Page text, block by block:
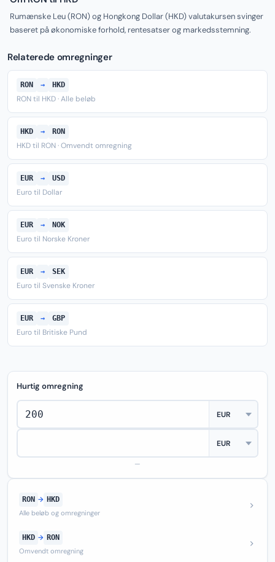
Rumænske Leu (RON) og Hongkong Dollar (HKD) valutakursen svinger
baseret på økonomiske forhold, rentesatser og markedsstemning.
Relaterede omregninger
RON → HKD
RON til HKD · Alle beløb
HKD → RON
HKD til RON · Omvendt omregning
EUR → USD
Euro til Dollar
EUR → NOK
Euro til Norske Kroner
EUR → SEK
Euro til Svenske Kroner
EUR → GBP
Euro til Britiske Pund
Hurtig omregning
—
RON → HKD
Alle beløb og omregninger
HKD → RON
Omvendt omregning